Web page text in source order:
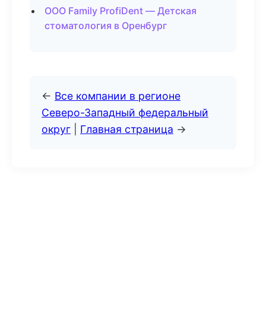
ООО Family ProfiDent — Детская
стоматология в Оренбург
← Все компании в регионе
Северо-Западный федеральный
округ
Главная страница →